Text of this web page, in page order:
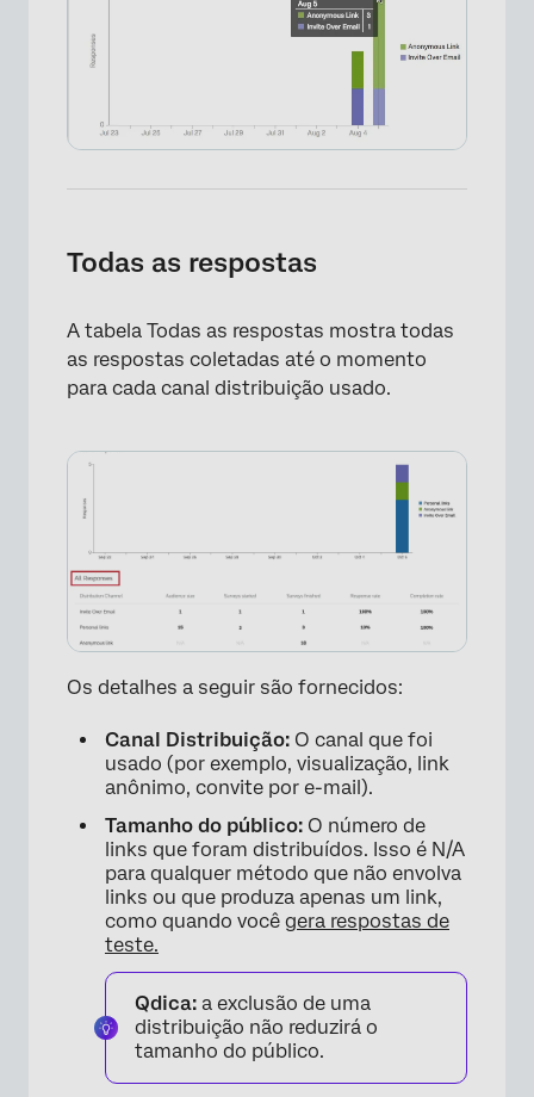
×
Todas as respostas
A tabela Todas as respostas mostra todas
as respostas coletadas até o momento
para cada canal distribuição usado.
Os detalhes a seguir são fornecidos:
Canal Distribuição: O canal que foi
usado (por exemplo, visualização, link
anônimo, convite por e-mail).
Tamanho do público: O número de
links que foram distribuídos. Isso é N/A
para qualquer método que não envolva
links ou que produza apenas um link,
como quando você gera respostas de
teste.
Qdica: a exclusão de uma
distribuição não reduzirá o
tamanho do público.